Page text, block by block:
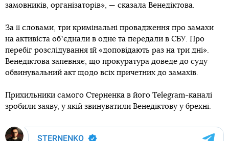
замовників, організаторів», — сказала Венедіктова.
За її словами, три кримінальні провадження про замахи
на активіста обʼєднали в одне та передали в СБУ. Про
перебіг розслідування їй «доповідають раз на три дні».
Венедіктова запевняє, що прокуратура доведе до суду
обвинувальний акт щодо всіх причетних до замахів.
Прихильники самого Стерненка в його Telegram-каналі
зробили заяву, у якій звинуватили Венедіктову у брехні.